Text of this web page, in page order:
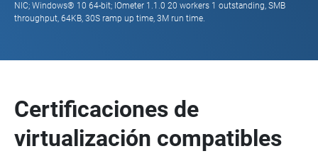
NIC; Windows® 10 64-bit; IOmeter 1.1.0 20 workers 1 outstanding, SMB
throughput, 64KB, 30S ramp up time, 3M run time.
Certificaciones de
virtualización compatibles